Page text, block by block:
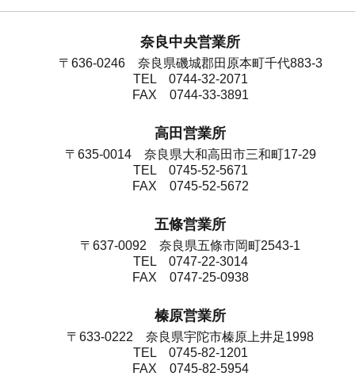
奈良中央営業所
〒636-0246 奈良県磯城郡田原本町千代883-3
TEL 0744-32-2071
FAX 0744-33-3891
高田営業所
〒635-0014 奈良県大和高田市三和町17-29
TEL 0745-52-5671
FAX 0745-52-5672
五條営業所
〒637-0092 奈良県五條市岡町2543-1
TEL 0747-22-3014
FAX 0747-25-0938
榛原営業所
〒633-0222 奈良県宇陀市榛原上井足1998
TEL 0745-82-1201
FAX 0745-82-5954